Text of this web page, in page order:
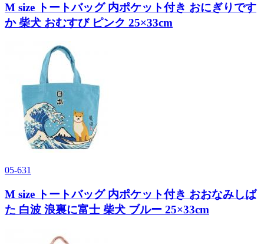
M size トートバッグ 内ポケット付き おにぎりです
か 柴犬 おむすび ピンク 25×33cm
05-631
M size トートバッグ 内ポケット付き おおなみしば
た 白波 浪裏に富士 柴犬 ブルー 25×33cm